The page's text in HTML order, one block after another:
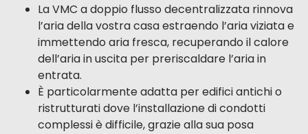
La VMC a doppio flusso decentralizzata rinnova
l’aria della vostra casa estraendo l’aria viziata e
immettendo aria fresca, recuperando il calore
dell’aria in uscita per preriscaldare l’aria in
entrata.
È particolarmente adatta per edifici antichi o
ristrutturati dove l’installazione di condotti
complessi è difficile, grazie alla sua posa